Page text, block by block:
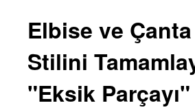
Elbise ve
Stilini
"Eksik